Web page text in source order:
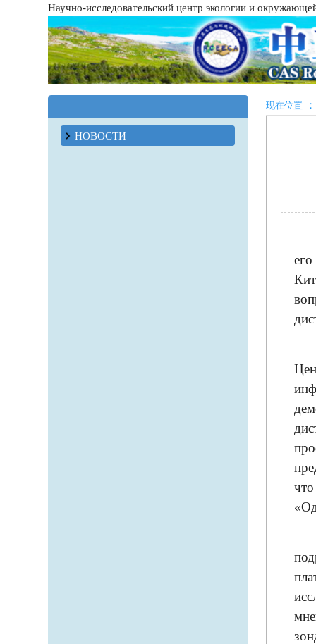
Научно-исследовательский центр экологии и
НОВОСТИ
现在位置：